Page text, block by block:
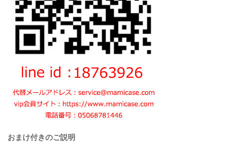
おまけ付きのご説明